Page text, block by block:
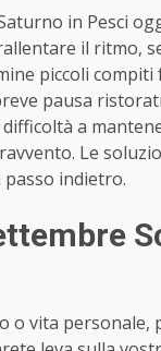
in Pesci
il ritmo,
piccoli
pausa
a
Le
passo indietro.
o vita